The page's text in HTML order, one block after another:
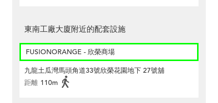
東南工廠大廈附近的配套設施
FUSIONORANGE - 欣榮商場
九龍土瓜灣馬頭角道33號欣榮花園地下 27號舖
距離 110m